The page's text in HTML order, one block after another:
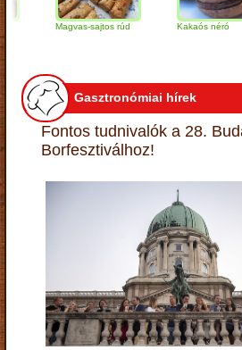
Magvas-sajtos rúd Kakaós néró
Gasztronómiai hírek
Fontos tudnivalók a 28.
Borfesztiválhoz!